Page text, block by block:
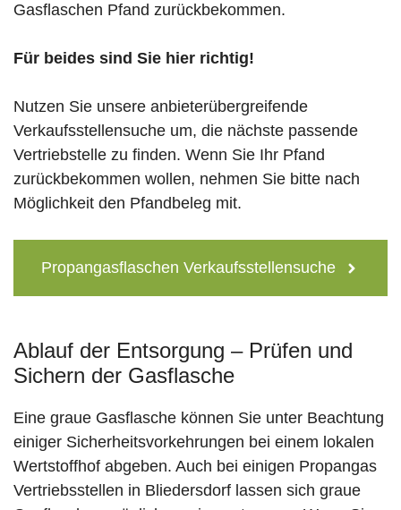
Gasflaschen Pfand zurückbekommen.
Für beides sind Sie hier richtig!
Nutzen Sie unsere anbieterübergreifende
Verkaufsstellensuche um, die nächste passende
Vertriebstelle zu finden. Wenn Sie Ihr Pfand
zurückbekommen wollen, nehmen Sie bitte nach
Möglichkeit den Pfandbeleg mit.
Propangasflaschen Verkaufsstellensuche
Ablauf der Entsorgung – Prüfen und
Sichern der Gasflasche
Eine graue Gasflasche können Sie unter Beachtung
einiger Sicherheitsvorkehrungen bei einem lokalen
Wertstoffhof abgeben. Auch bei einigen Propangas
Vertriebsstellen in Bliedersdorf lassen sich graue